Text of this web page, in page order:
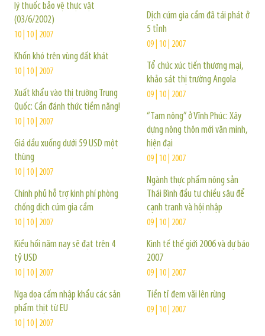
lý thuốc bảo vệ thực vật
(03/6/2002)
10 | 10 | 2007
Khốn khó trên vùng đất khát
10 | 10 | 2007
Xuất khẩu vào thị trường Trung
Quốc: Cần đánh thức tiềm năng!
10 | 10 | 2007
Giá dầu xuống dưới 59 USD một
thùng
10 | 10 | 2007
Chính phủ hỗ trợ kinh phí phòng
chống dịch cúm gia cầm
10 | 10 | 2007
Kiều hối năm nay sẽ đạt trên 4
tỷ USD
10 | 10 | 2007
Nga dọa cấm nhập khẩu các sản
phẩm thịt từ EU
10 | 10 | 2007
Dịch cúm gia cầm đã tái phát ở
5 tỉnh
09 | 10 | 2007
Tổ chức xúc tiến thương mại,
khảo sát thị trường Angola
09 | 10 | 2007
“Tam nông” ở Vĩnh Phúc: Xây
dựng nông thôn mới văn minh,
hiện đại
09 | 10 | 2007
Ngành thực phẩm nông sản
Thái Bình đầu tư chiều sâu để
cạnh tranh và hội nhập
09 | 10 | 2007
Kinh tế thế giới 2006 và dự báo
2007
09 | 10 | 2007
Tiền tỉ đem vãi lên rừng
09 | 10 | 2007